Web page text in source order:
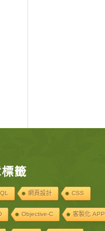
籤
網頁設計 CSS
Objective-C 客製化 APP